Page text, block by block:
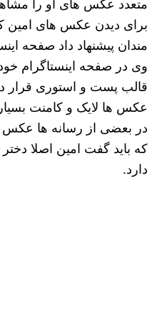
متعدد عکس های او را
برای دیدن عکس های امین
مندان پیشنهاد داد صفحه
وی در صفحه اینستاگرام
قالب پست و استوری قرار
عکس ها لایک و کامنت
در بعضی از رسانه ها عکس
که باید گفت امین اصلا دختر
دارد.